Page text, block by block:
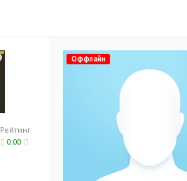
Рейтинг
0.00
Оффлайн